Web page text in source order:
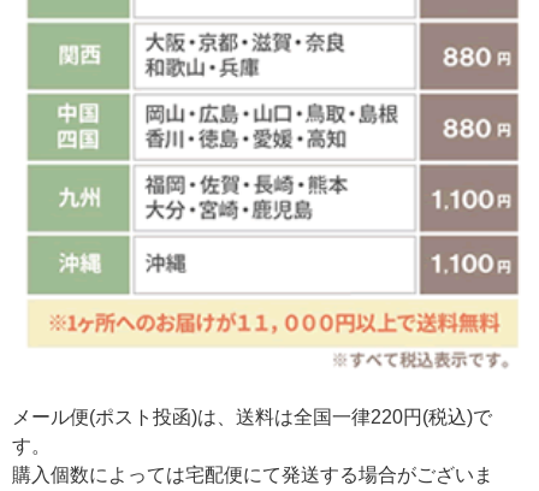
メール便(ポスト投函)は、送料は全国一律220円(税込)で
す。
購入個数によっては宅配便にて発送する場合がございま